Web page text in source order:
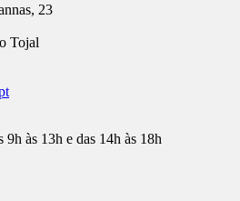
23
Tojal
9h às 13h e das 14h às 18h